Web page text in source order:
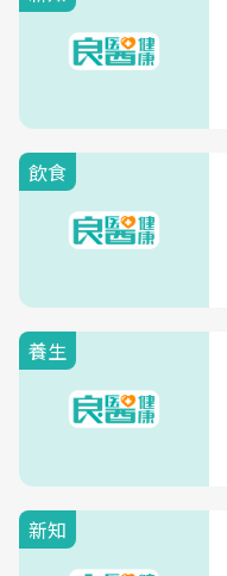
飲食
養生
新知